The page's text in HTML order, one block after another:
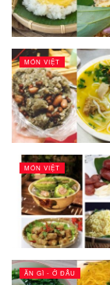
MÓN VIỆT
MÓN VIỆT
ĂN GÌ - Ở ĐÂU